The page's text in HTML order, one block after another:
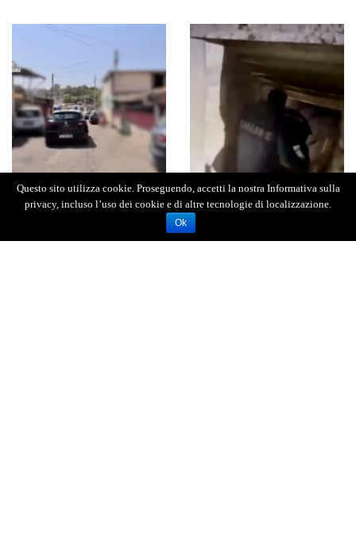
Questo sito utilizza cookie. Proseguendo, accetti la nostra Informativa sulla
privacy, incluso l’uso dei cookie e di altre tecnologie di localizzazione.
Ok